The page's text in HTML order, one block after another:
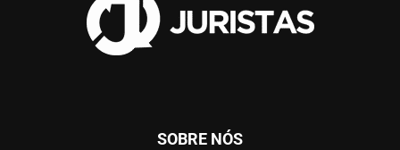
SOBRE NÓS